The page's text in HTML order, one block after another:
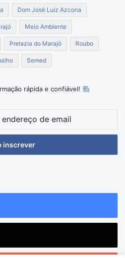
Dom José Luiz Azcona
Meio Ambiente
Prelazia do Marajó Roubo
Semed
rápida e confiável!